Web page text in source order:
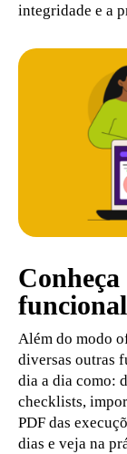
integridade e a
Conheça
Além do modo
diversas outras
dia a dia como:
checklists,
PDF das
dias e veja na